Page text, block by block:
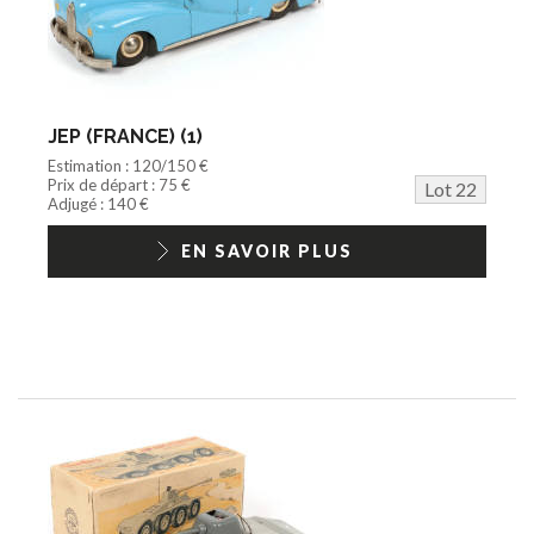
JEP (FRANCE) (1)
Estimation : 120/150 €
Prix de départ : 75 €
Lot 22
Adjugé : 140 €
EN SAVOIR PLUS